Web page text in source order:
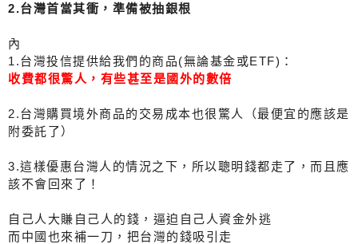
2.台灣首當其衝，準備被抽銀根
內
1.台灣投信提供給我們的商品(無論基金或ETF)：
收費都很驚人，有些甚至是國外的數倍
2.台灣購買境外商品的交易成本也很驚人（最便宜的應該是
附委託了）
3.這樣優惠台灣人的情況之下，所以聰明錢都走了，而且應
該不會回來了！
自己人大賺自己人的錢，逼迫自己人資金外逃
而中國也來補一刀，把台灣的錢吸引走